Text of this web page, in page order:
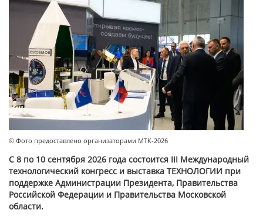
© Фото предоставлено организаторами МТК-2026
С 8 по 10 сентября 2026 года состоится III Международный
технологический конгресс и выставка ТЕХНОЛОГИИ при
поддержке Администрации Президента, Правительства
Российской Федерации и Правительства Московской
области.